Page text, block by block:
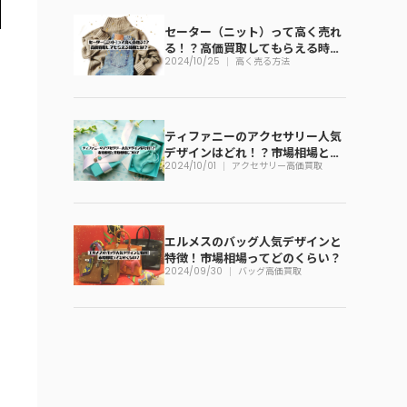
セーター（ニット）って高く売れ
る！？高価買取してもらえる時期
とは？
2024/10/25 高く売る方法
ティファニーのアクセサリー人気
デザインはどれ！？市場相場と買
取相場について
2024/10/01 アクセサリー高価買取
エルメスのバッグ人気デザインと
特徴！市場相場ってどのくらい？
2024/09/30 バッグ高価買取